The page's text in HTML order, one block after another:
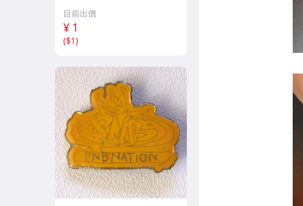
スライドヴィンテージゴー
ルド/送料230円
目前出價
¥ 1
($1)